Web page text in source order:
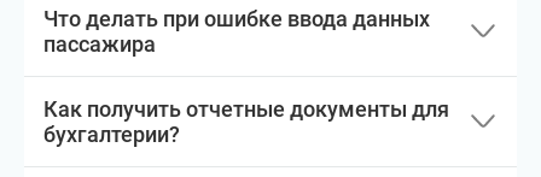
Что делать при ошибке ввода данных
пассажира
Как получить отчетные документы для
бухгалтерии?